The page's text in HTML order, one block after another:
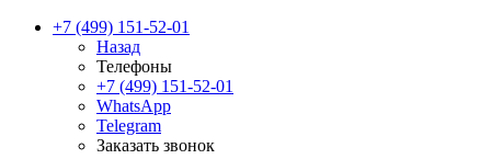
+7 (499) 151-52-01
Назад
Телефоны
+7 (499) 151-52-01
WhatsApp
Telegram
Заказать звонок